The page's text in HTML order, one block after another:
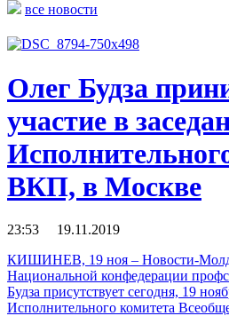
все новости
Олег Будза
участие в
ВКП, в Москве
23:53 19.11.2019
КИШИНЕВ, 19 ноя – Новости-
Национальной конфедерации
Будза присутствует сегодня, 19
Исполнительного комитета